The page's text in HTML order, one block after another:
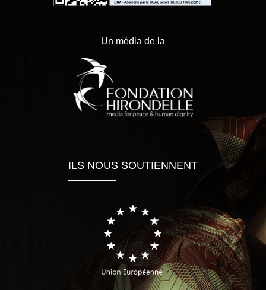
Un média de la
ILS NOUS SOUTIENNENT